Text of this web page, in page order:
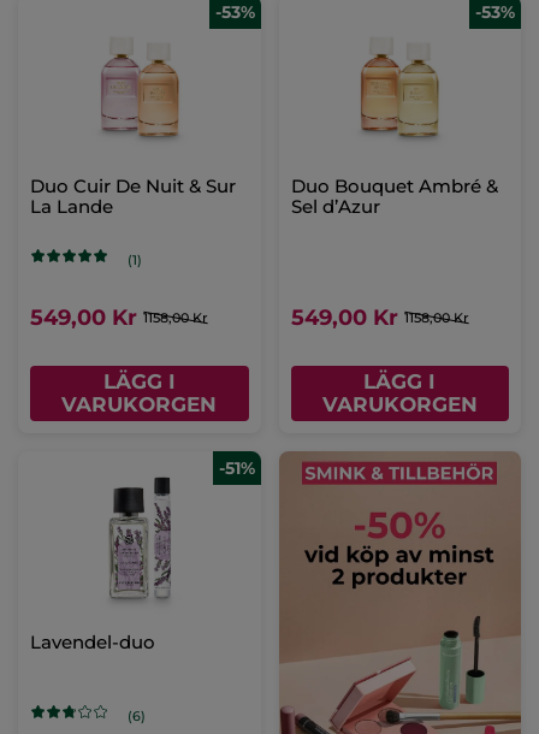
-53%
Duo Cuir De Nuit & Sur
La Lande
(1)
549,00 Kr 1158,00 Kr
LÄGG I
VARUKORGEN
-53%
Duo Bouquet Ambré &
Sel d’Azur
549,00 Kr 1158,00 Kr
LÄGG I
VARUKORGEN
-51%
Lavendel-duo
(6)